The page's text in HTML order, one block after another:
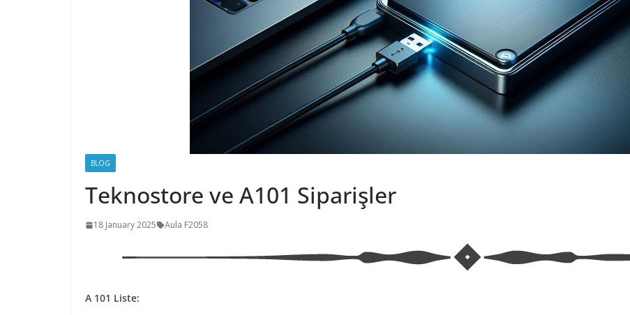
BLOG
Teknostore ve A101 Siparişler
18 January 2025 Aula F2058
A 101 Liste: